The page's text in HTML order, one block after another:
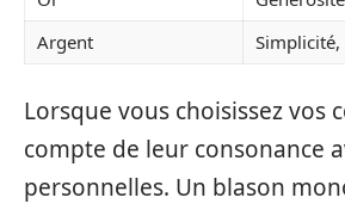
Argent
Simplicité,
Lorsque vous choisissez vos
compte de leur consonance
personnelles. Un blason